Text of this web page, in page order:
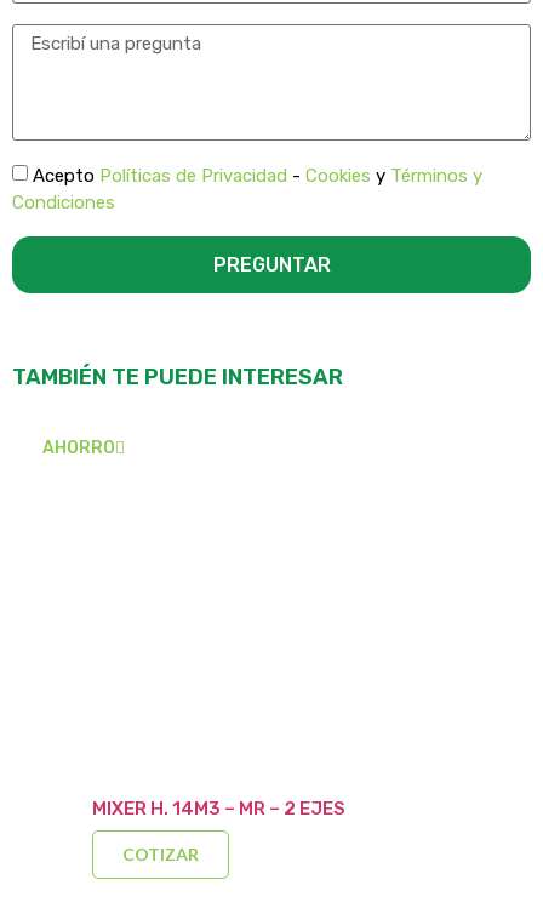
Acepto Políticas de Privacidad - Cookies y Términos y
Condiciones
PREGUNTAR
TAMBIÉN TE PUEDE INTERESAR
AHORRO
MIXER H. 14M3 – MR – 2 EJES
COTIZAR